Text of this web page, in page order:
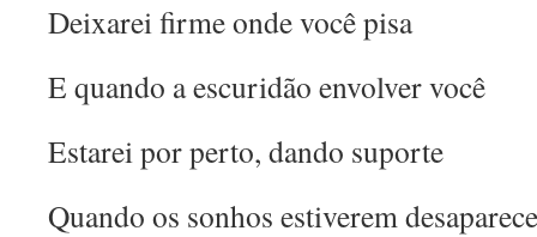
Deixarei firme onde você pisa
E quando a escuridão envolver você
Estarei por perto, dando suporte
Quando os sonhos estiverem